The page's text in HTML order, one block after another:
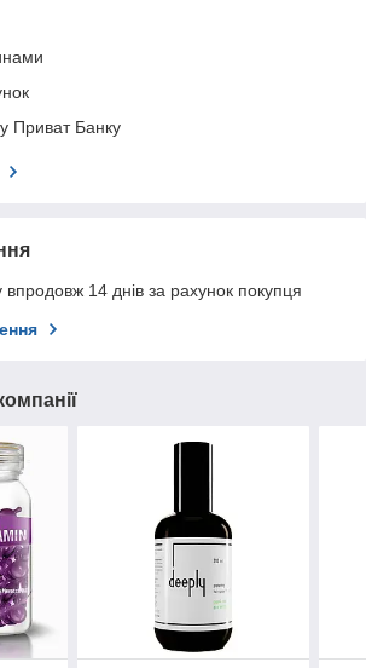
Приват Банку
14 днів за рахунок покупця